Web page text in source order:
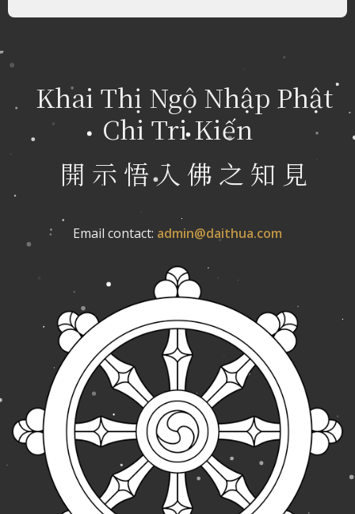
Khai Thị Ngộ Nhập Phật
Chi Tri Kiến
開 示 悟 入 佛 之 知 見
Email contact: admin@daithua.com